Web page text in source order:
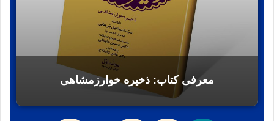
معرفی کتاب: ذخيره خوارزمشاهى‏